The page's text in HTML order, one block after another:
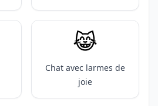
😹
Chat avec larmes de
joie